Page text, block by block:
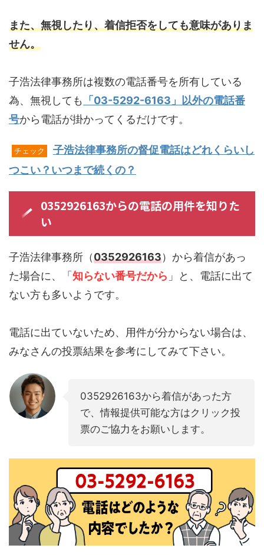
また、無視したり、着信拒否をしても意味がありま
せん。
子浩法律事務所は複数の電話番号を所有している
為、無視しても
「03-5292-6163」以外の電話番
号から電話が掛かってくるだけです。
チェック
子浩法律事務所の督促電話はどれくらいし
つこい？いつまで続くの？
0352926163からの電話の用件を知りた
い
子浩法律事務所（0352926163）から着信があっ
た場合に、「 知らない番号だから 」と、電話に出て
ない方も多いようです。
電話に出ていないため、用件が分からない場合は、
みなさんの投票結果を参考にしてみて下さい。
0352926163から着信があった方
で、情報提供可能な方はクリック投
票のご協力をお願いします。